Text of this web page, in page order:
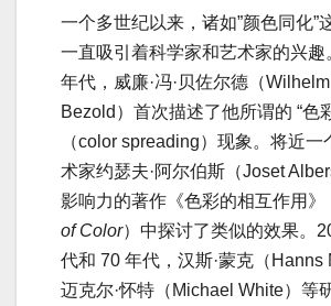
一个多世纪以来，诸如”颜色同化”
一直吸引着科学家和艺术家的兴趣
年代，威廉·冯·贝佐尔德（
Bezold）首次描述了他所谓的 “色
（color spreading）现象。将近
术家约瑟夫·阿尔伯斯（Joset
影响力的著作《色彩的相互作用》
of Color）中探讨了类似的效果。
代和 70 年代，汉斯·蒙克（Hanns
迈克尔·怀特（Michael White）等